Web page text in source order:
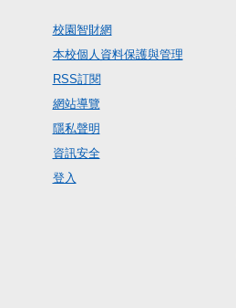
校園智財網
本校個人資料保護與管理
RSS訂閱
網站導覽
隱私聲明
資訊安全
登入